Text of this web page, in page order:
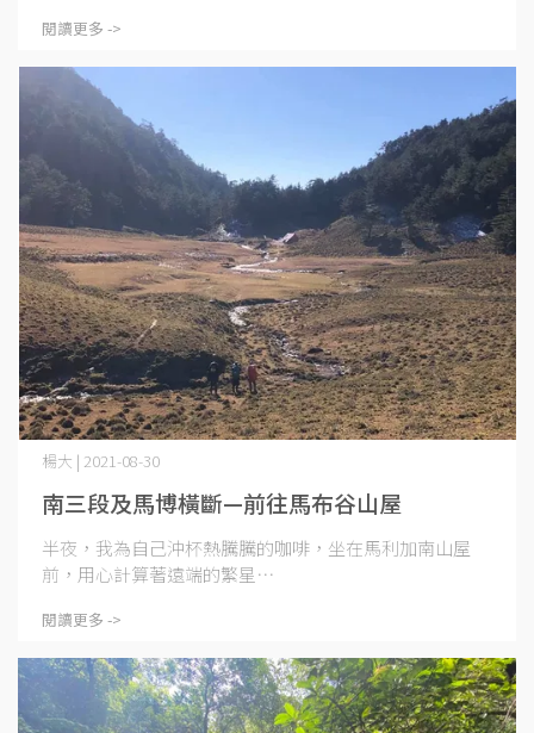
閱讀更多 ->
南三段及馬博橫斷—前往馬布谷山屋
楊大 | 2021-08-30
半夜，我為自己沖杯熱騰騰的咖啡，坐在馬利加南山屋
前，用心計算著遠端的繁星⋯
閱讀更多 ->